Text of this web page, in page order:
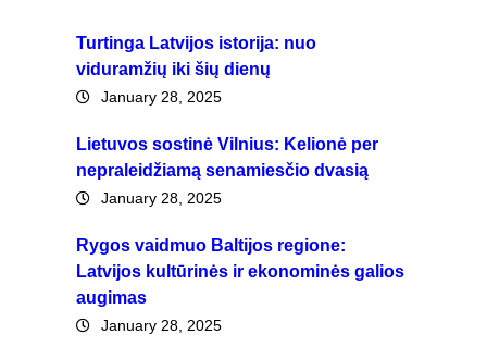
Turtinga Latvijos istorija: nuo
viduramžių iki šių dienų
January 28, 2025
Lietuvos sostinė Vilnius: Kelionė per
nepraleidžiamą senamiesčio dvasią
January 28, 2025
Rygos vaidmuo Baltijos regione:
Latvijos kultūrinės ir ekonominės galios
augimas
January 28, 2025